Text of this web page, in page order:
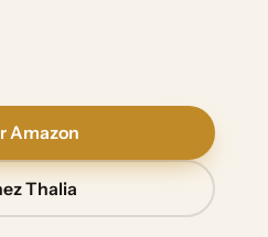
Amazon
Thalia